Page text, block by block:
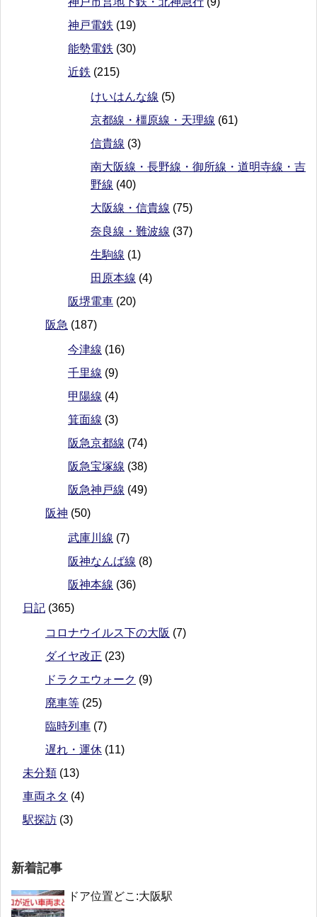
神戸電鉄 (19)
能勢電鉄 (30)
近鉄 (215)
けいはんな線 (5)
京都線・橿原線・天理線 (61)
信貴線 (3)
南大阪線・長野線・御所線・道明寺線・吉
野線 (40)
大阪線・信貴線 (75)
奈良線・難波線 (37)
生駒線 (1)
田原本線 (4)
阪堺電車 (20)
阪急 (187)
今津線 (16)
千里線 (9)
甲陽線 (4)
箕面線 (3)
阪急京都線 (74)
阪急宝塚線 (38)
阪急神戸線 (49)
阪神 (50)
武庫川線 (7)
阪神なんば線 (8)
阪神本線 (36)
日記 (365)
コロナウイルス下の大阪 (7)
ダイヤ改正 (23)
ドラクエウォーク (9)
廃車等 (25)
臨時列車 (7)
遅れ・運休 (11)
未分類 (13)
車両ネタ (4)
駅探訪 (3)
新着記事
ドア位置どこ:大阪駅